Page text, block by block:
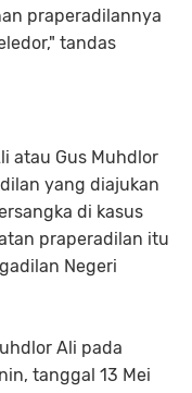
praperadilannya
tandas
atau Gus Muhdlor
yang diajukan
di kasus
praperadilan itu
Negeri
Ali pada
tanggal 13 Mei